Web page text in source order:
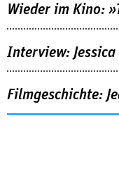
Wieder im Kino:
Interview:
Filmgeschichte: